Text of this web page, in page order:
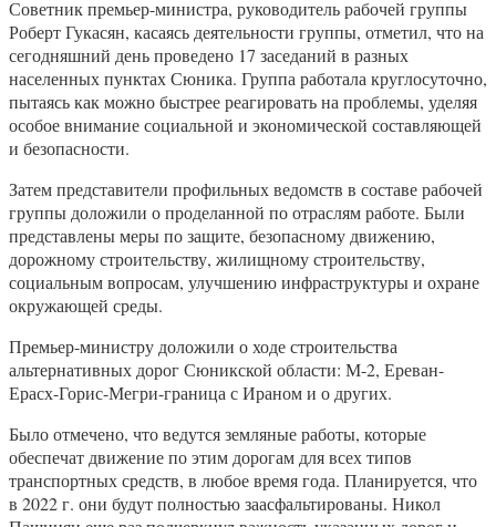
Советник премьер-министра, руководитель рабочей группы
Роберт Гукасян, касаясь деятельности группы, отметил, что на
сегодняшний день проведено 17 заседаний в разных
населенных пунктах Сюника. Группа работала круглосуточно,
пытаясь как можно быстрее реагировать на проблемы, уделяя
особое внимание социальной и экономической составляющей
и безопасности.
Затем представители профильных ведомств в составе рабочей
группы доложили о проделанной по отраслям работе. Были
представлены меры по защите, безопасному движению,
дорожному строительству, жилищному строительству,
социальным вопросам, улучшению инфраструктуры и охране
окружающей среды.
Премьер-министру доложили о ходе строительства
альтернативных дорог Сюникской области: М-2, Ереван-
Ерасх-Горис-Мегри-граница с Ираном и о других.
Было отмечено, что ведутся земляные работы, которые
обеспечат движение по этим дорогам для всех типов
транспортных средств, в любое время года. Планируется, что
в 2022 г. они будут полностью заасфальтированы. Никол